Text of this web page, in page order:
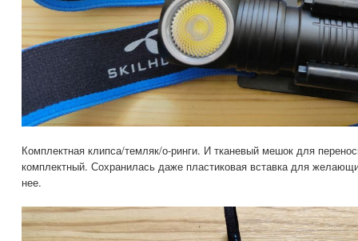
Комплектная клипса/темляк/о-ринги. И тканевый мешок для
комплектный. Сохранилась даже пластиковая вставка для
нее.